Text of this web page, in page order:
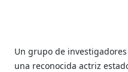
Un grupo de
una reconocida actriz